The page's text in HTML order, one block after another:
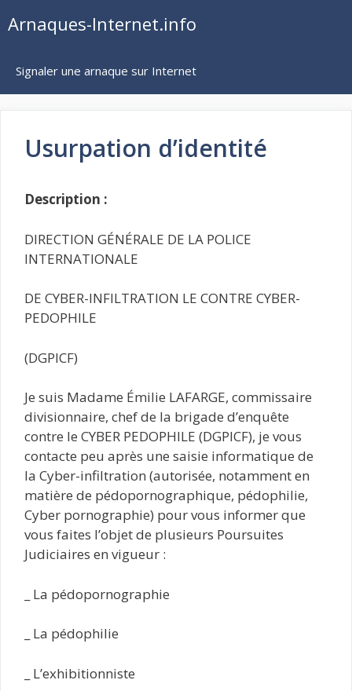
auArnaques-Internet.info
Signaler une arnaque sur Internet
Usurpation d’identité
Description :
DIRECTION GÉNÉRALE DE LA POLICE
INTERNATIONALE
DE CYBER-INFILTRATION LE CONTRE CYBER-
PEDOPHILE
(DGPICF)
Je suis Madame Émilie LAFARGE, commissaire
divisionnaire, chef de la brigade d’enquête
contre le CYBER PEDOPHILE (DGPICF), je vous
contacte peu après une saisie informatique de
la Cyber-infiltration (autorisée, notamment en
matière de pédopornographique, pédophilie,
Cyber pornographie) pour vous informer que
vous faites l’objet de plusieurs Poursuites
Judiciaires en vigueur :
_ La pédopornographie
_ La pédophilie
_ L’exhibitionniste